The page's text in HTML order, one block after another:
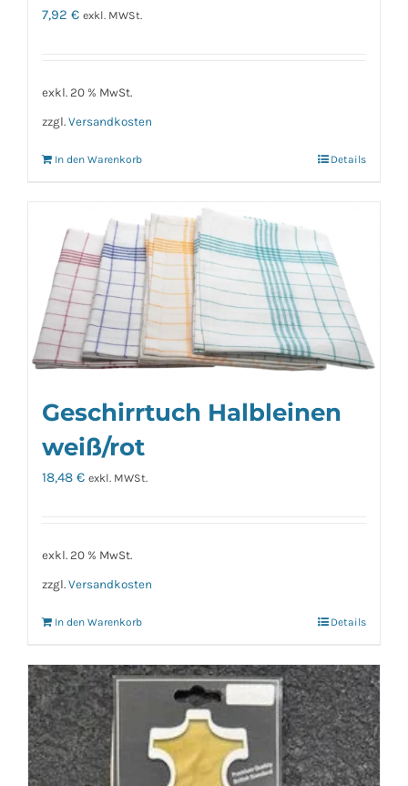
7,92 € exkl. MWSt.
exkl. 20 % MwSt.
zzgl. Versandkosten
In den Warenkorb Details
Geschirrtuch Halbleinen
weiß/rot
18,48 € exkl. MWSt.
exkl. 20 % MwSt.
zzgl. Versandkosten
In den Warenkorb Details